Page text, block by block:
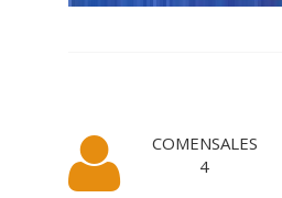
COMENSALES
4